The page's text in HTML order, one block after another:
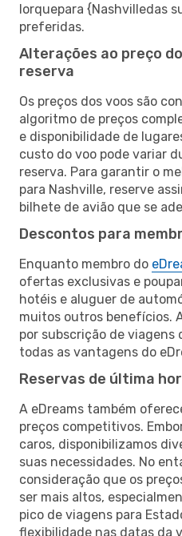
Iorquepara {Nashvilledas
preferidas.
Alterações ao preço
reserva
Os preços dos voos são
algoritmo de preços
e disponibilidade de
custo do voo pode variar
reserva. Para garantir o
para Nashville, reserve
bilhete de avião que se
Descontos para
Enquanto membro do
ofertas exclusivas e
hotéis e aluguer de
muitos outros benefícios.
por subscrição de viagens
todas as vantagens do
Reservas de última
A eDreams também
preços competitivos.
caros, disponibilizamos
suas necessidades. No
consideração que os
ser mais altos,
pico de viagens para
flexibilidade nas datas da